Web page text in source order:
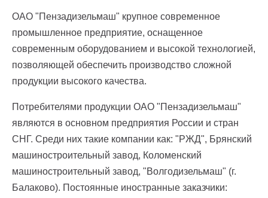
ОАО "Пензадизельмаш" крупное современное
промышленное предприятие, оснащенное
современным оборудованием и высокой технологией,
позволяющей обеспечить производство сложной
продукции высокого качества.
Потребителями продукции ОАО "Пензадизельмаш"
являются в основном предприятия России и стран
СНГ. Среди них такие компании как: "РЖД", Брянский
машиностроительный завод, Коломенский
машиностроительный завод, "Волгодизельмаш" (г.
Балаково). Постоянные иностранные заказчики: